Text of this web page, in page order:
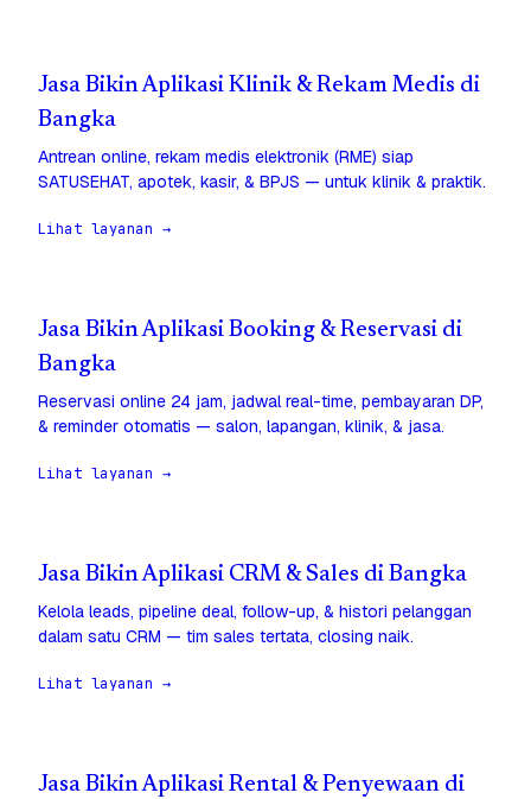
Jasa Bikin Aplikasi Klinik & Rekam Medis di
Bangka
Antrean online, rekam medis elektronik (RME) siap
SATUSEHAT, apotek, kasir, & BPJS — untuk klinik & praktik.
Lihat layanan →
Jasa Bikin Aplikasi Booking & Reservasi di
Bangka
Reservasi online 24 jam, jadwal real-time, pembayaran DP,
& reminder otomatis — salon, lapangan, klinik, & jasa.
Lihat layanan →
Jasa Bikin Aplikasi CRM & Sales di Bangka
Kelola leads, pipeline deal, follow-up, & histori pelanggan
dalam satu CRM — tim sales tertata, closing naik.
Lihat layanan →
Jasa Bikin Aplikasi Rental & Penyewaan di